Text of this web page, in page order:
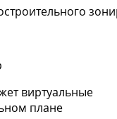
виртуальные
плане